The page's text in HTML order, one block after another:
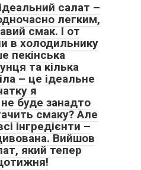
салат –
легким,
смак. І от
в холодильнику
пекінська
та кілька
– це ідеальне
я
буде занадто
смаку? Але
інгредієнти –
Вийшов
який тепер